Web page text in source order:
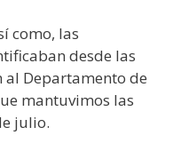
como, las
desde las
Departamento de
mantuvimos las
julio.